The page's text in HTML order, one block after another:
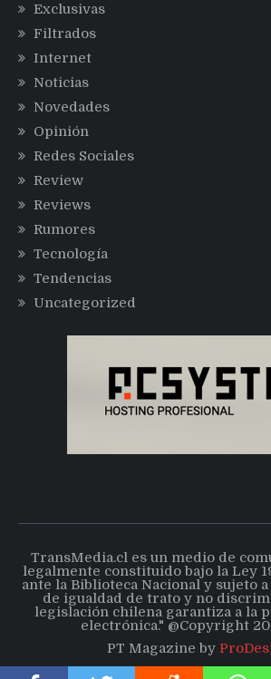
Exclusivas
Filtrados
Internet
Noticias
Novedades
Opinión
Redes Sociales
Review
Reviews
Rumores
Tecnología
Tendencias
Uncategorized
TransMedia.cl es un medio de
legalmente constituido bajo la Ley
ante la Biblioteca Nacional y sujeto
de igualdad de trato y no
legislación chilena garantiza a la
electrónica." @Copyright
PT Magazine by